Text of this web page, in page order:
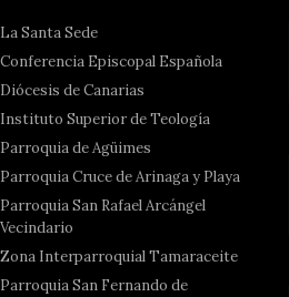
La Santa Sede
Conferencia Episcopal Española
Diócesis de Canarias
Instituto Superior de Teología
Parroquia de Agüimes
Parroquia Cruce de Arinaga y Playa
Parroquia San Rafael Arcángel
Vecindario
Zona Interparroquial Tamaraceite
Parroquia San Fernando de